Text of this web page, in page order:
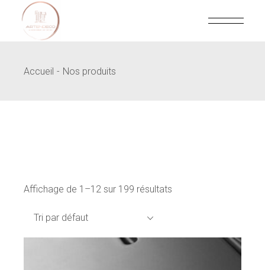
content
Accueil Nos produits
Affichage de 1–12 sur 199 résultats
Tri par défaut